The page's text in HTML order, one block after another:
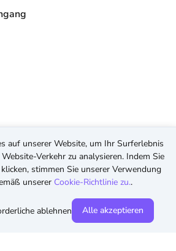
Alle Rechte vorbehalten.
auf unserer Website, um Ihr Surferlebnis
Verkehr zu analysieren. Indem Sie
stimmen Sie unserer Verwendung
unserer Cookie-Richtlinie zu..
ablehnen Alle akzeptieren